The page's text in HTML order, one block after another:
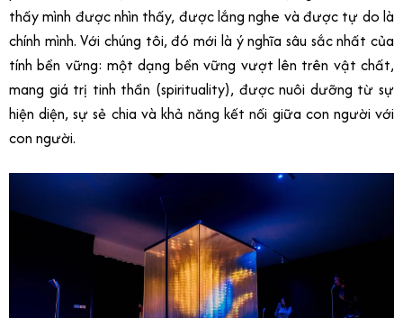
thấy mình được nhìn thấy, được lắng nghe và được tự do là
chính mình. Với chúng tôi, đó mới là ý nghĩa sâu sắc nhất của
tính bền vững: một dạng bền vững vượt lên trên vật chất,
mang giá trị tinh thần (spirituality), được nuôi dưỡng từ sự
hiện diện, sự sẻ chia và khả năng kết nối giữa con người với
con người.